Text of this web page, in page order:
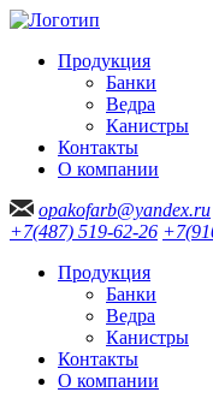
Продукция
Банки
Ведра
Канистры
Контакты
О компании
opakofarb@yandex.ru
+7(487) 519-62-26
Продукция
Банки
Ведра
Канистры
Контакты
О компании